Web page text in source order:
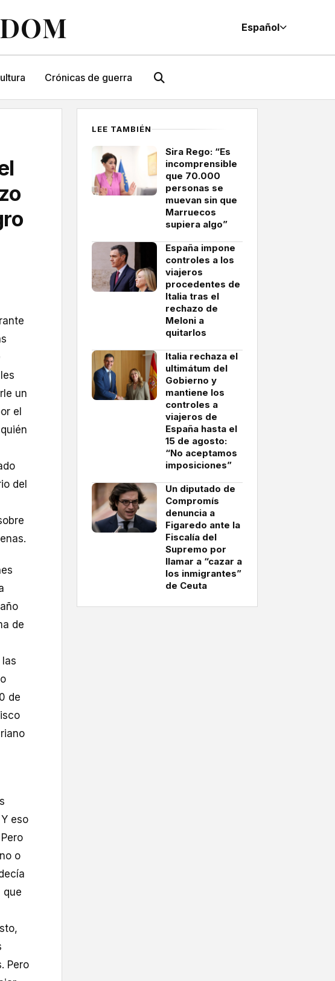
Español
Crónicas de guerra
un
el
del
de
de
eso
o
que
Pero
LEE TAMBIÉN
Sira Rego: “Es
incomprensible
que 70.000
personas se
muevan sin que
Marruecos
supiera algo”
España impone
controles a los
viajeros
procedentes de
Italia tras el
rechazo de
Meloni a
quitarlos
Italia rechaza el
ultimátum del
Gobierno y
mantiene los
controles a
viajeros de
España hasta el
15 de agosto:
“No aceptamos
imposiciones”
Un diputado de
Compromís
denuncia a
Figaredo ante la
Fiscalía del
Supremo por
llamar a “cazar a
los inmigrantes”
de Ceuta